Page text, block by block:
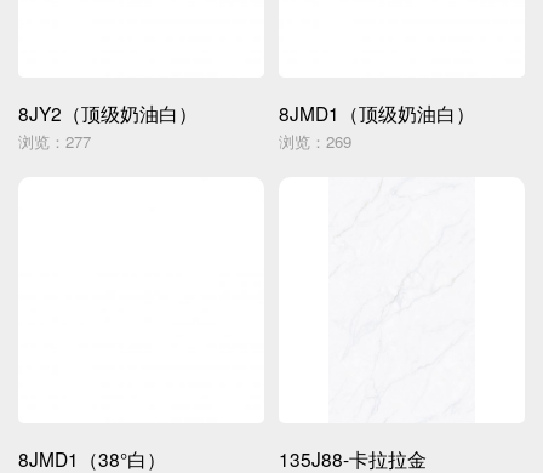
8JY2（顶级奶油白）
浏览：277
8JMD1（顶级奶油白）
浏览：269
8JMD1（38°白） 135J88-卡拉拉金